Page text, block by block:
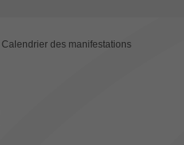
Calendrier des manifestations